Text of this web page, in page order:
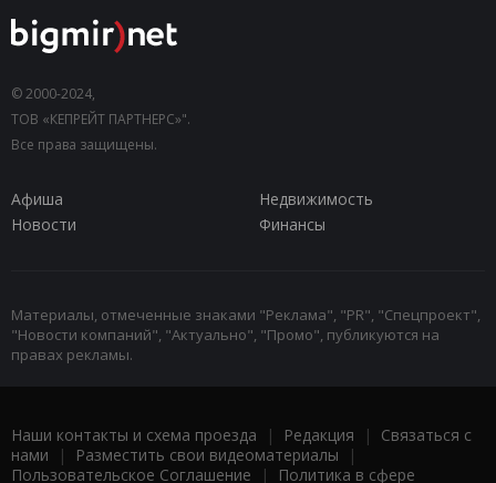
© 2000-2024,
ТОВ «КЕПРЕЙТ ПАРТНЕРС»".
Все права защищены.
Афиша
Недвижимость
Новости
Финансы
Материалы, отмеченные знаками "Реклама", "PR", "Спецпроект",
"Новости компаний", "Актуально", "Промо", публикуются на
правах рекламы.
Наши контакты и схема проезда | Редакция | Связаться с
нами | Разместить свои видеоматериалы |
Пользовательское Соглашение | Политика в сфере